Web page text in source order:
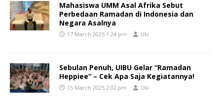
Mahasiswa UMM Asal Afrika Sebut
Perbedaan Ramadan di Indonesia dan
Negara Asalnya
17 March 2025 1:24 pm Uki
Sebulan Penuh, UIBU Gelar “Ramadan
Heppiee” – Cek Apa Saja Kegiatannya!
15 March 2025 2:02 pm Uki